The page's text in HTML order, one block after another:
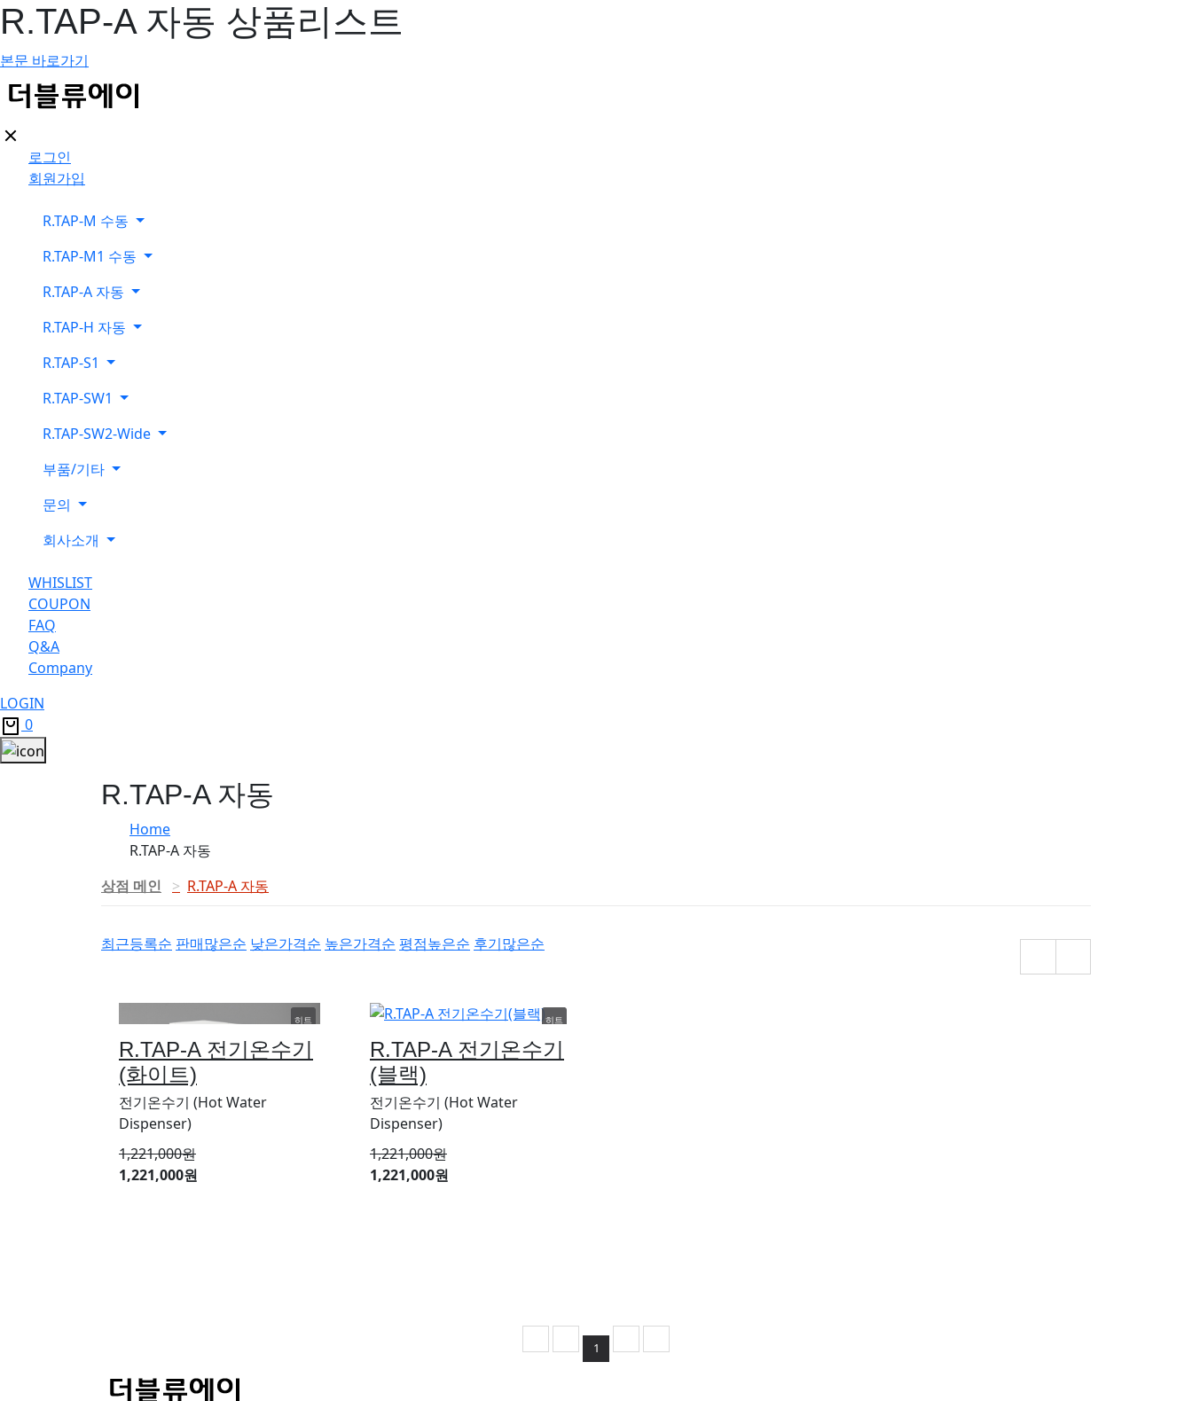
R.TAP-A 자동 상품리스트
본문 바로가기
로그인
회원가입
R.TAP-M 수동
R.TAP-M1 수동
R.TAP-A 자동
R.TAP-H 자동
R.TAP-S1
R.TAP-SW1
R.TAP-SW2-Wide
부품/기타
문의
회사소개
WHISLIST
COUPON
FAQ
Q&A
Company
LOGIN
0
R.TAP-A 자동
Home
R.TAP-A 자동
상점 메인
R.TAP-A 자동
최근등록순 판매많은순 낮은가격순 높은가격순 평점높은순 후기많은순
히트
추천
R.TAP-A 전기온수기
(화이트)
전기온수기 (Hot Water
Dispenser)
1,221,000원
1,221,000원
히트
추천
R.TAP-A 전기온수기
(블랙)
전기온수기 (Hot Water
Dispenser)
1,221,000원
1,221,000원
1